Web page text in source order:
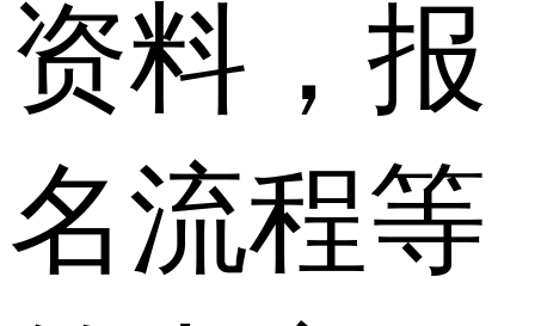
资料，报
名流程等